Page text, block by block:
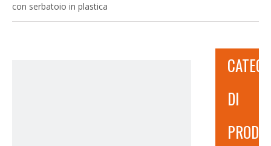
con serbatoio in plastica
DI